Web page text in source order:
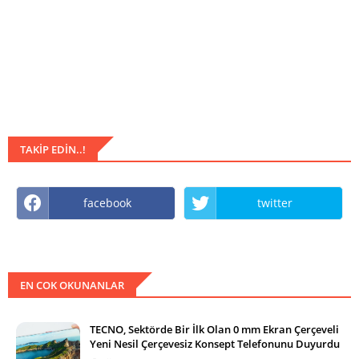
TAKIP EDIN..!
facebook twitter
EN COK OKUNANLAR
TECNO, Sektörde Bir İlk Olan 0 mm Ekran Çerçeveli
Yeni Nesil Çerçevesiz Konsept Telefonunu Duyurdu